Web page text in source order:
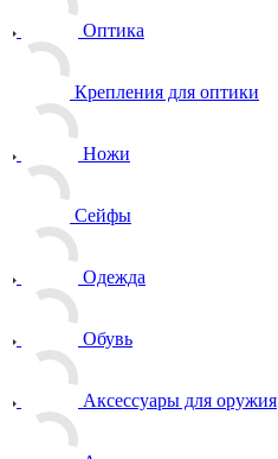
Оптика
Крепления для оптики
Ножи
Сейфы
Одежда
Обувь
Аксессуары для оружия